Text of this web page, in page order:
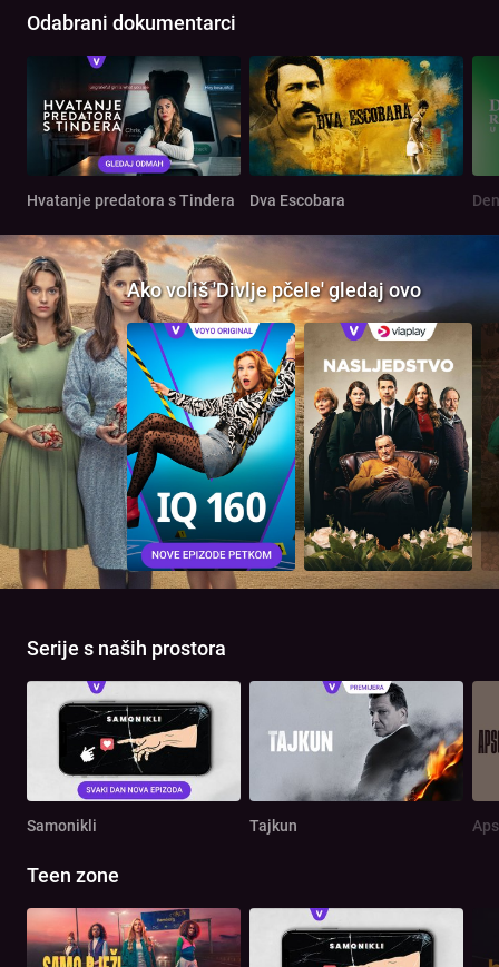
Odabrani dokumentarci
Hvatanje predatora s Tindera Dva Escobara
Ako voliš 'Divlje pčele' gledaj ovo
Serije s naših prostora
Samonikli Tajkun
Teen zone